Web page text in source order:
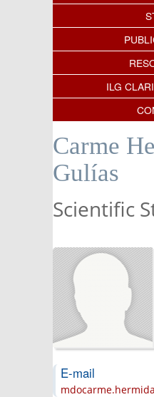
ILG
Carme
Gulías
Scientific
E-mail